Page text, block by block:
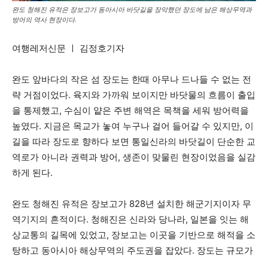
완도 청해진 유적은 장보고가 동아시아 바닷길을 장악했던 장도에 남은 해상무역과
방어의 역사 현장이다.
여행레저신문 ㅣ 김정호기자
완도 앞바다의 작은 섬 장도는 한때 아무나 드나들 수 없는 전
략 거점이었다. 육지와 가까워 보이지만 바닷물의 흐름이 출입
을 통제했고, 수심이 얕은 주변 해역은 목책을 세워 방어력을
높였다. 지금은 목교가 놓여 누구나 걸어 들어갈 수 있지만, 이
길을 따라 장도로 향하다 보면 통일신라의 바닷길이 단순한 교
역로가 아니라 권력과 방어, 생존이 맞물린 현장이었음을 실감
하게 된다.
완도 청해진 유적은 장보고가 828년 설치한 해군기지이자 무
역기지의 흔적이다. 청해진은 신라와 당나라, 일본을 잇는 해
상교통의 길목에 있었고, 장보고는 이곳을 기반으로 해적을 소
탕하고 동아시아 해상무역의 주도권을 잡았다. 장도는 규모가